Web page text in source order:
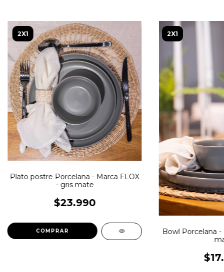
2X1
Plato postre Porcelana - Marca FLOX
- gris mate
$23.990
2X1
Bowl Porcelana -